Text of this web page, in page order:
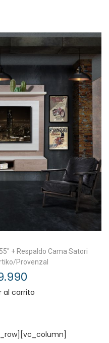
+ Respaldo Cama Satori
Provenzal
al carrito